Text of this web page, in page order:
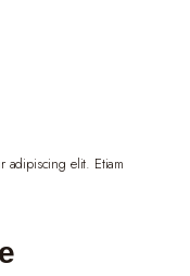
adipiscing elit. Etiam